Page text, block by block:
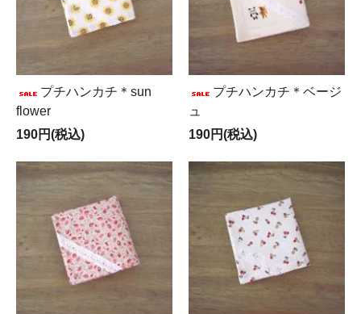
プチハンカチ＊sun
flower
190円(税込)
プチハンカチ＊ベージ
ュ
190円(税込)